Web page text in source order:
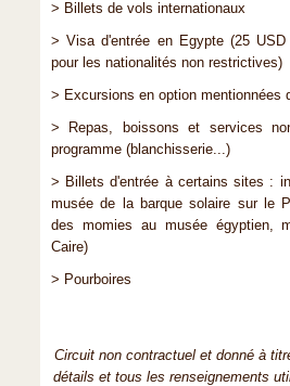
> Billets de vols internationaux
> Visa d'entrée en Egypte (25
pour les nationalités non restrictives)
> Excursions en option mentionnées
> Repas, boissons et services
programme (blanchisserie...)
> Billets d'entrée à certains sites :
musée de la barque solaire sur le
des momies au musée égyptien,
Caire)
> Pourboires
Circuit non contractuel et donné à
détails et tous les renseignements